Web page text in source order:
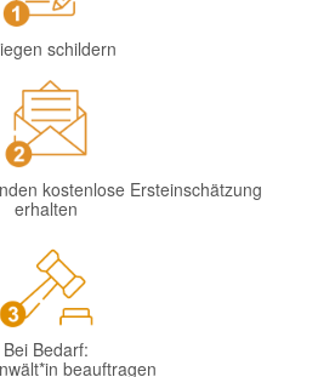
schildern
kostenlose Ersteinschätzung
erhalten
Bei Bedarf:
beauftragen